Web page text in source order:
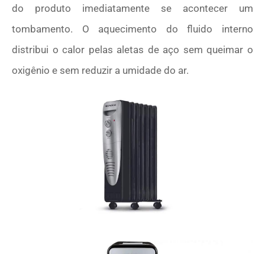
do produto imediatamente se acontecer um
tombamento. O aquecimento do fluido interno
distribui o calor pelas aletas de aço sem queimar o
oxigênio e sem reduzir a umidade do ar.